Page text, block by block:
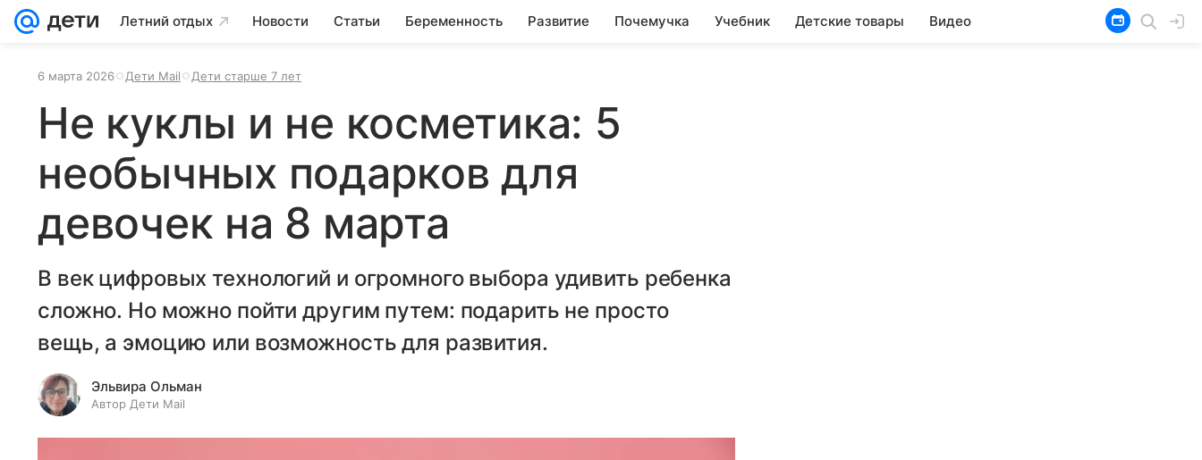
Летний отдых Новости Статьи Беременность Развитие Почемучка Учебник Детские товары Видео
6 марта 2026 Дети Mail Дети старше 7 лет
Не куклы и не косметика: 5
необычных подарков для
девочек на 8 марта
В век цифровых технологий и огромного выбора удивить ребенка
сложно. Но можно пойти другим путем: подарить не просто
вещь, а эмоцию или возможность для развития.
Эльвира Ольман
Автор Дети Mail